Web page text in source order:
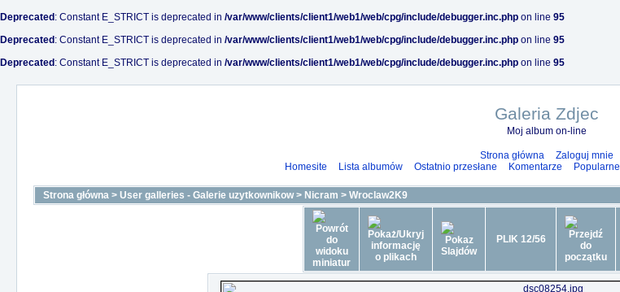
Deprecated : Constant E_STRICT is deprecated in /var/www/clients/client1/web1/web/cpg/include/debugger.inc.php on line 95
Deprecated : Constant E_STRICT is deprecated in /var/www/clients/client1/web1/web/cpg/include/debugger.inc.php on line 95
Deprecated : Constant E_STRICT is deprecated in /var/www/clients/client1/web1/web/cpg/include/debugger.inc.php on line 95
Galeria Zdjec
Moj album on-line
Strona główna
Zaloguj mnie
Homesite
Lista albumów Ostatnio przesłane Komentarze Popularne
Strona główna > User galleries - Galerie uzytkownikow> Nicram > Wroclaw2K9
PLIK 12/56